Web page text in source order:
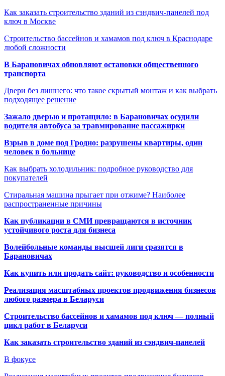
Как заказать строительство зданий из сэндвич-панелей под
ключ в Москве
Строительство бассейнов и хамамов под ключ в Краснодаре
любой сложности
В Барановичах обновляют остановки общественного
транспорта
Двери без лишнего: что такое скрытый монтаж и как выбрать
подходящее решение
Зажало дверью и протащило: в Барановичах осудили
водителя автобуса за травмирование пассажирки
Взрыв в доме под Гродно: разрушены квартиры, один
человек в больнице
Как выбрать холодильник: подробное руководство для
покупателей
Стиральная машина прыгает при отжиме? Наиболее
распространенные причины
Как публикации в СМИ превращаются в источник
устойчивого роста для бизнеса
Волейбольные команды высшей лиги сразятся в
Барановичах
Как купить или продать сайт: руководство и особенности
Реализация масштабных проектов продвижения бизнесов
любого размера в Беларуси
Строительство бассейнов и хамамов под ключ — полный
цикл работ в Беларуси
Как заказать строительство зданий из сэндвич-панелей
В фокусе